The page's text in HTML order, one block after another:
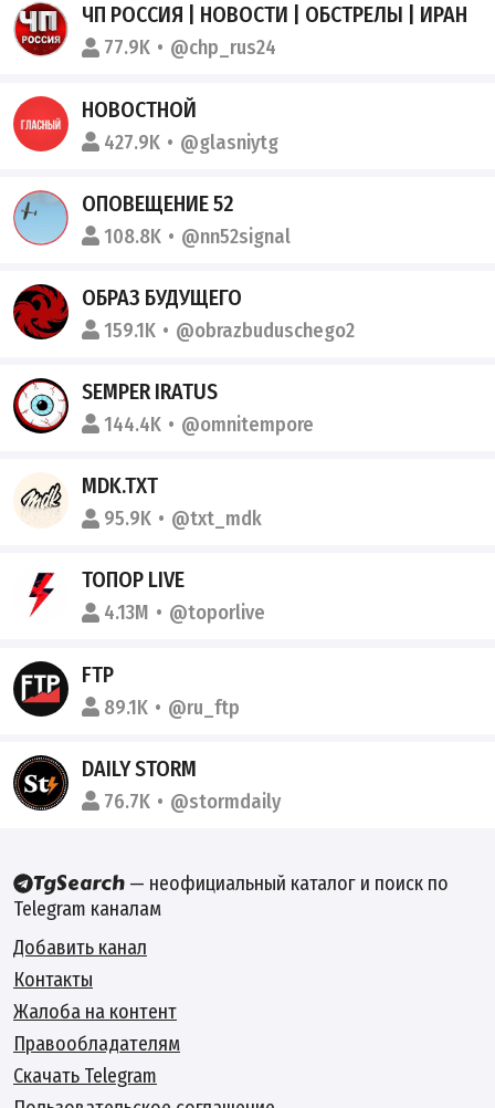
ЧП РОССИЯ | НОВОСТИ | ОБСТРЕЛЫ | ИРАН
77.9K @chp_rus24
НОВОСТНОЙ
427.9K @glasniytg
ОПОВЕЩЕНИЕ 52
108.8K @nn52signal
ОБРАЗ БУДУЩЕГО
159.1K @obrazbuduschego2
SEMPER IRATUS
144.4K @omnitempore
MDK.TXT
95.9K @txt_mdk
ТОПОР LIVE
4.13M @toporlive
FTP
89.1K @ru_ftp
DAILY STORM
76.7K @stormdaily
— неофициальный каталог и поиск по
Telegram каналам
Добавить канал
Контакты
Жалоба на контент
Правообладателям
Скачать Telegram